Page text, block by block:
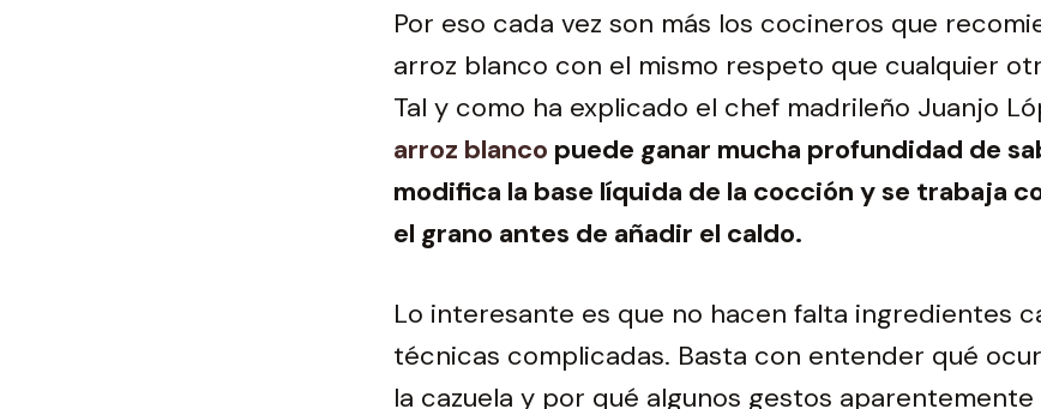
Por eso cada vez son más los cocineros que
arroz blanco con el mismo respeto que cualquier
Tal y como ha explicado el chef madrileño Juanjo
arroz blanco puede ganar mucha profundidad de
modifica la base líquida de la cocción y se trabaja
el grano antes de añadir el caldo.
Lo interesante es que no hacen falta ingredientes
técnicas complicadas. Basta con entender qué
la cazuela y por qué algunos gestos